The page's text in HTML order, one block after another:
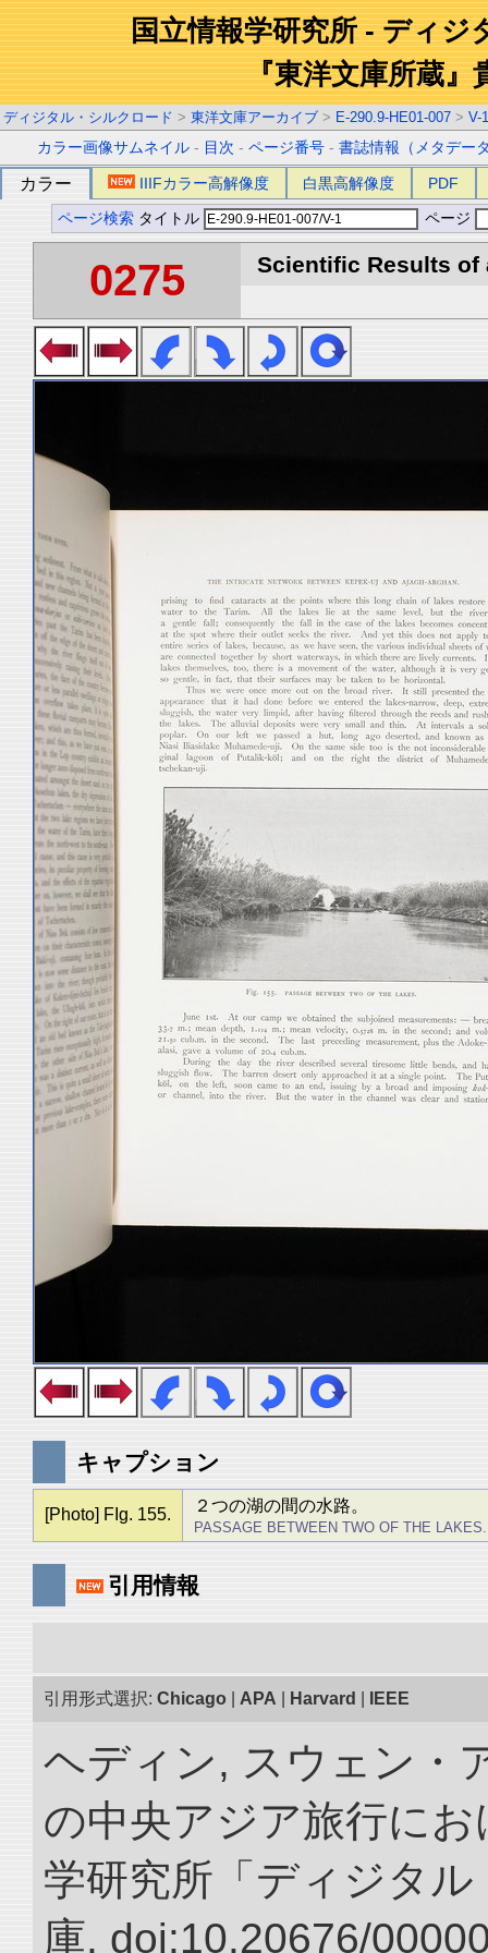
国立情報学研究所 - ディジ
『東洋文庫所蔵』
ディジタル・シルクロード > 東洋文庫アーカイブ > E-290.9-HE01-007 > V-1
カラー画像サムネイル - 目次 -ページ番号 -書誌情報（メタデー
カラー IIIFカラー高解像度 白黒高解像度 PDF
ページ検索 タイトル ページ
0275 Scientific Results of
キャプション
[Photo] FIg. 155. ２つの湖の間の水路。
PASSAGE BETWEEN TWO OF THE LAKES.
引用情報
引用形式選択: Chicago APA Harvard IEEE
ヘディン, スウェン・
の中央アジア旅行にお
学研究所「ディジタ
庫. doi:10.20676/